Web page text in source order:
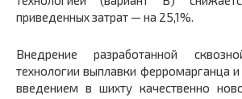
приведенных затрат — на 25,1%.
Внедрение разработанной
технологии выплавки ферромарганца
введением в шихту качественно